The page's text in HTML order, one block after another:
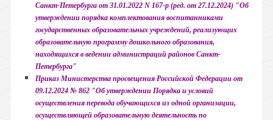
Санкт-Петербурга от 31.01.2022 N 167-р (ред. от 27.12.2024) "Об
утверждении порядка комплектования воспитанниками
государственных образовательных учреждений, реализующих
образовательную программу дошкольного образования,
находящихся в ведении администраций районов Санкт-
Петербурга"
Приказ Министерства просвещения Российской Федерации от
09.12.2024 № 862 "Об утверждении Порядка и условий
осуществления перевода обучающихся из одной организации,
осуществляющей образовательную деятельность по